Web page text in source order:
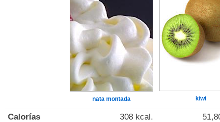
nata montada kiwi
Calorías 308 kcal.